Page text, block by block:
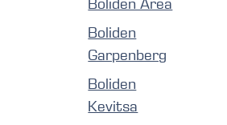
Boliden Area
Boliden
Garpenberg
Boliden
Kevitsa